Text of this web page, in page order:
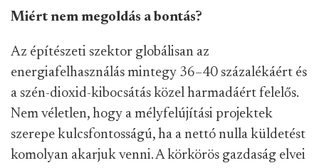
Miért nem megoldás a bontás?
Az építészeti szektor globálisan az
energiafelhasználás mintegy 36–40 százalékáért és
a szén-dioxid-kibocsátás közel harmadáért felelős.
Nem véletlen, hogy a mélyfelújítási projektek
szerepe kulcsfontosságú, ha a nettó nulla küldetést
komolyan akarjuk venni. A körkörös gazdaság elvei